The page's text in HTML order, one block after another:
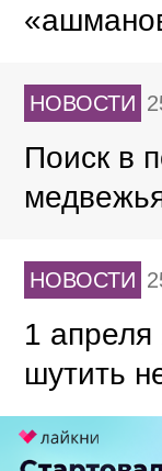
НОВОСТИ
Поиск в
НОВОСТИ
1 апреля
шутить